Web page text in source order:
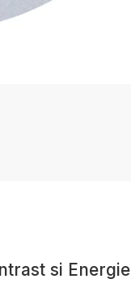
si Energie